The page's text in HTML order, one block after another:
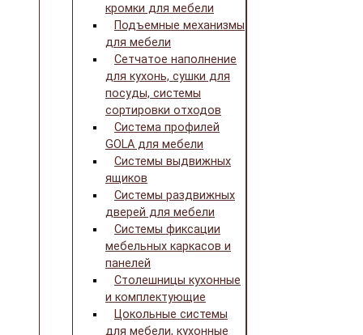
кромки для мебели
Подъемные механизмы
для мебели
Сетчатое наполнение
для кухонь, сушки для
посуды, системы
сортировки отходов
Система профилей
GOLA для мебели
Системы выдвижных
ящиков
Системы раздвижных
дверей для мебели
Системы фиксации
мебельных каркасов и
панелей
Столешницы кухонные
и комплектующие
Цокольные системы
для мебели, кухонные